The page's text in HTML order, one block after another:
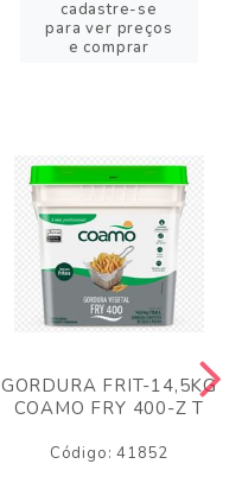
cadastre-se
para ver preços
e comprar
GORDURA FRIT-14,5KG
COAMO FRY 400-Z T
Código: 41852